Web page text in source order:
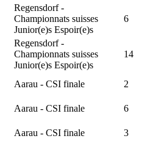
Regensdorf-
Championnats suisses
Junior(e)s Espoir(e)s
6
Regensdorf-
Championnats suisses
Junior(e)s Espoir(e)s
14
Aarau - CSI finale 2
Aarau - CSI finale 6
Aarau - CSI finale 3